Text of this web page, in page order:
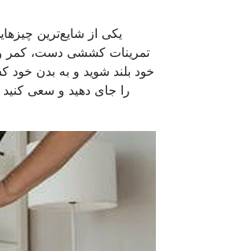
یکی از شایع‌ترین
خود بلند شوید و به بدن
را جای دهید و سعی کنید